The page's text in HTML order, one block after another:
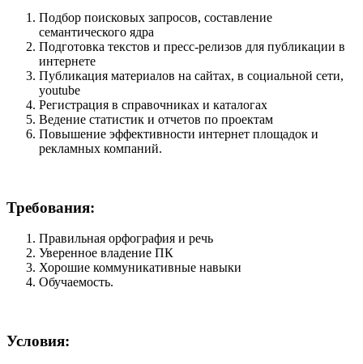
Подбор поисковых запросов, составление
семантического ядра
Подготовка текстов и пресс-релизов для публикации в
интернете
Публикация материалов на сайтах, в социальной сети,
youtube
Регистрация в справочниках и каталогах
Ведение статистик и отчетов по проектам
Повышение эффективности интернет площадок и
рекламных компаний.
Требования:
Правильная орфография и речь
Уверенное владение ПК
Хорошие коммуникативные навыки
Обучаемость.
Условия: